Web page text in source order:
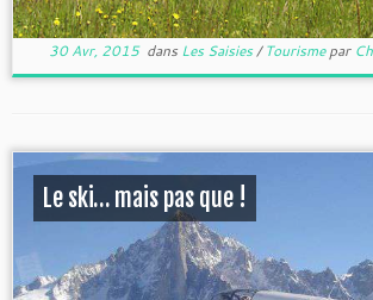
30 Avr, 2015dans Les Saisies/Tourismepar
Le ski… mais pas que !